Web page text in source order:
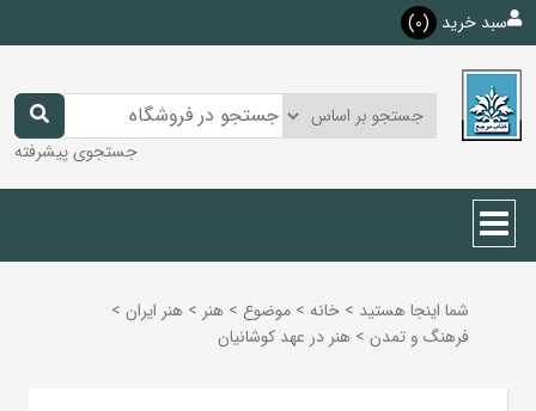
سبد خرید (0)
جستجوی پیشرفته
شما اینجا هستید > خانه > موضوع > هنر > هنر ايران >
فرهنگ و تمدن > هنر در عهد کوشانیان